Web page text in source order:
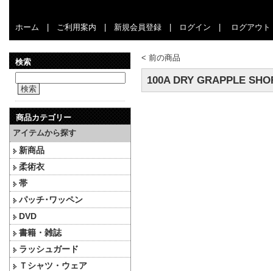
ホーム ご利用案内 新規会員登録 ログイン ログアウト
検索
検索
商品カテゴリー
アイテムから探す
新商品
柔術衣
帯
パッチ･ワッペン
DVD
書籍・雑誌
ラッシュガード
Ｔシャツ・ウェア
< 前の商品
100A DRY GRAPPLE